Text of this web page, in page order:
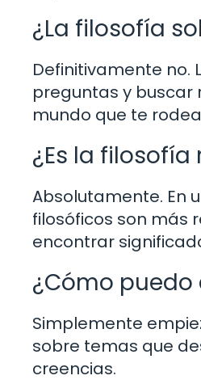
¿La filosofía
Definitivamente no.
preguntas y buscar
mundo que te
¿Es la
Absolutamente. En
filosóficos son más
encontrar
¿Cómo
Simplemente
sobre temas que
creencias.